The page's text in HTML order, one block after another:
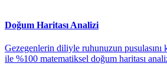
Doğum Haritası Analizi
Gezegenlerin diliyle ruhunuzun
ile %100 matematiksel doğum haritası